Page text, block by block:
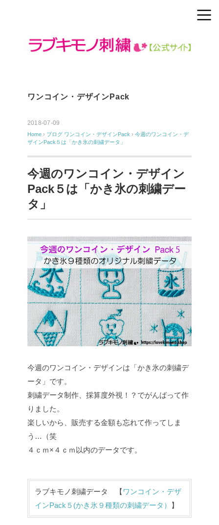
ワンコイン・デザインPack
2018-07-09
Home › ブログ ワンコイン・デザインPack › 今週のワンコイン・デ
ザインPack５は「かき氷の刺繍データ」
今週のワンコイン・デザイン
Pack５は「かき氷の刺繍デー
タ」
今週のワンコイン・デザインは「かき氷の刺繍デ
ータ」です。
刺繍データ制作、採算度外視！？でがんばって作
りました。
楽しいから、販売する金額も忘れて作ってしま
う…（笑
４ｃｍ×４ｃｍ以内のデータです。
ラブキモノ刺繍データ 【 ワンコイン・デザ
インPack５(かき氷９種類の刺繍データ）
】